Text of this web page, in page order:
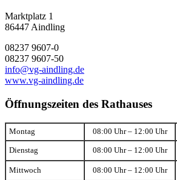
Marktplatz 1
86447 Aindling
08237 9607-0
08237 9607-50
info@vg-aindling.de
www.vg-aindling.de
Öffnungszeiten des Rathauses
Montag 08:00 Uhr – 12:00 Uhr
Dienstag 08:00 Uhr – 12:00 Uhr
Mittwoch 08:00 Uhr – 12:00 Uhr